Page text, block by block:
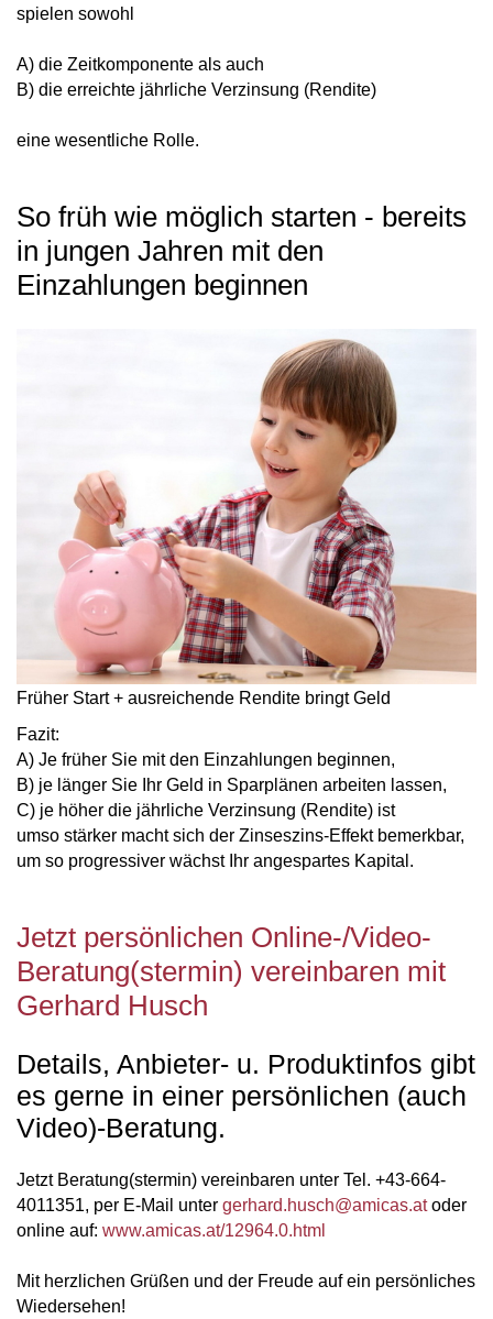
spielen sowohl
A) die Zeitkomponente als auch
B) die erreichte jährliche Verzinsung (Rendite)
eine wesentliche Rolle.
So früh wie möglich starten - bereits
in jungen Jahren mit den
Einzahlungen beginnen
Früher Start + ausreichende Rendite bringt Geld
Fazit:
A) Je früher Sie mit den Einzahlungen beginnen,
B) je länger Sie Ihr Geld in Sparplänen arbeiten lassen,
C) je höher die jährliche Verzinsung (Rendite) ist
umso stärker macht sich der Zinseszins-Effektbemerkbar,
um so progressiver wächst Ihr angespartes Kapital.
Jetzt persönlichen Online-/Video-
Beratung(stermin) vereinbaren mit
Gerhard Husch
Details, Anbieter- u. Produktinfos gibt
es gerne in einer persönlichen (auch
Video)-Beratung.
Jetzt Beratung(stermin) vereinbaren unter Tel. +43-664-
4011351, per E-Mail unter gerhard.husch@amicas.atoder
online auf: www.amicas.at/12964.0.html
Mit herzlichen Grüßen und der Freude auf ein persönliches
Wiedersehen!